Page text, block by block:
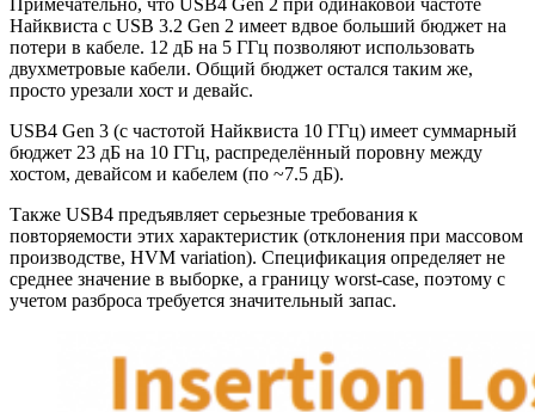
Найквиста с USB 3.2 Gen 2 имеет вдвое больший бюджет на
потери в кабеле. 12 дБ на 5 ГГц позволяют использовать
двухметровые кабели. Общий бюджет остался таким же,
просто урезали хост и девайс.
USB4 Gen 3 (с частотой Найквиста 10 ГГц) имеет суммарный
бюджет 23 дБ на 10 ГГц, распределённый поровну между
хостом, девайсом и кабелем (по ~7.5 дБ).
Также USB4 предъявляет серьезные требования к
повторяемости этих характеристик (отклонения при массовом
производстве, HVM variation). Спецификация определяет не
среднее значение в выборке, а границу worst-case, поэтому с
учетом разброса требуется значительный запас.